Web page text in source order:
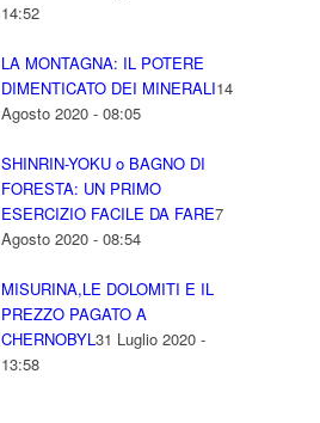
14:52
LA MONTAGNA: IL POTERE
DIMENTICATO DEI MINERALI14
Agosto 2020 - 08:05
SHINRIN-YOKU o BAGNO DI
FORESTA: UN PRIMO
ESERCIZIO FACILE DA FARE7
Agosto 2020 - 08:54
MISURINA,LE DOLOMITI E IL
PREZZO PAGATO A
CHERNOBYL31 Luglio 2020 -
13:58